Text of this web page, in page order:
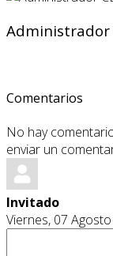
Administrador
Comentarios
No hay
enviar un
Invitado
Viernes, 07